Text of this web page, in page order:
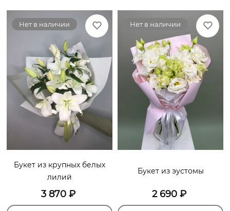
Нет в наличии
Букет из крупных белых
лилий
3 870 ₽
Нет в наличии
Букет из эустомы
2 690 ₽